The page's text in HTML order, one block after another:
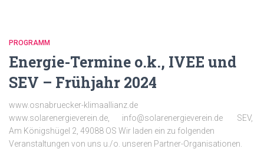
PROGRAMM
Energie-Termine o.k., IVEE und
SEV – Frühjahr 2024
www.osnabruecker-klimaallianz.de
www.solarenergieverein.de, info@solarenergieverein.de SEV,
Am Königshügel 2, 49088 OS Wir laden ein zu folgenden
Veranstaltungen von uns u./o. unseren Partner-Organisationen.